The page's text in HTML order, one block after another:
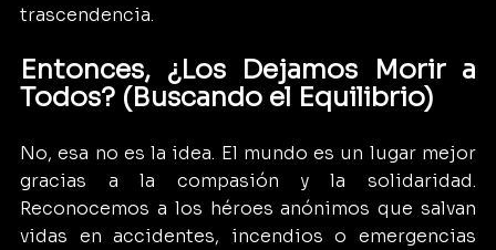
trascendencia.
Entonces, ¿Los Dejamos Morir a
Todos? (Buscando el Equilibrio)
No, esa no es la idea. El mundo es un lugar mejor
gracias a la compasión y la solidaridad.
Reconocemos a los héroes anónimos que salvan
vidas en accidentes, incendios o emergencias